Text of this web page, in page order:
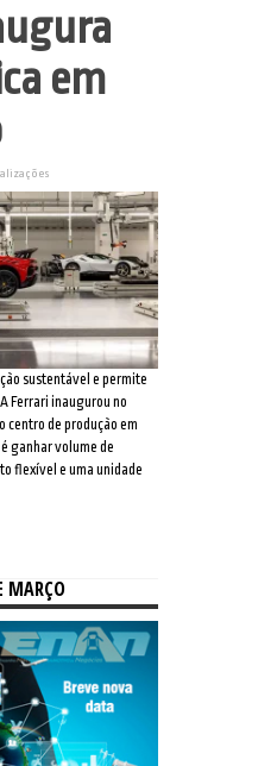
em
sustentável e permite
Ferrari inaugurou no
centro de produção em
ganhar volume de
flexível e uma unidade
MARÇO